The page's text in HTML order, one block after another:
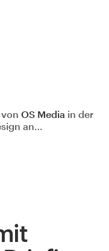
OS Media in der
an…